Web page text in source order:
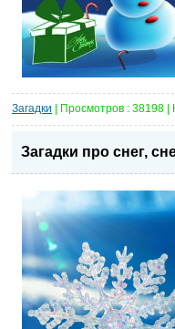
Загадки | Просмотров : 38198 |
Загадки про снег,